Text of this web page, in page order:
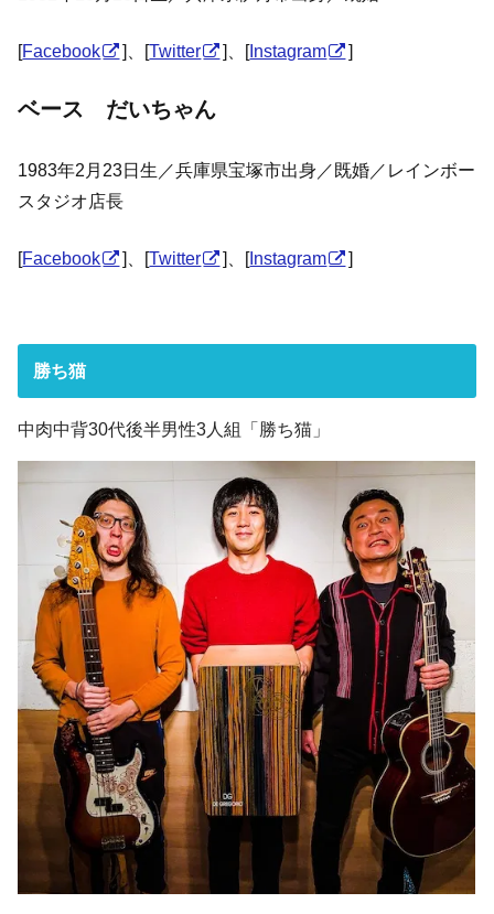
[Facebook ]、[Twitter ]、[Instagram ]
ベース だいちゃん
1983年2月23日生／兵庫県宝塚市出身／既婚／レインボー
スタジオ店長
[Facebook ]、[Twitter ]、[Instagram ]
勝ち猫
中肉中背30代後半男性3人組「勝ち猫」